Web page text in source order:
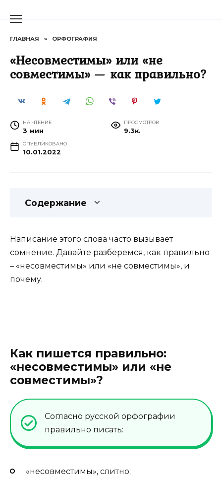
ГЛАВНАЯ » ОРФОГРАФИЯ
«Несовместимы» или «не
совместимы» — как правильно?
НА ЧТЕНИЕ
3 мин
ПРОСМОТРОВ
9.3к.
ОПУБЛИКОВАНО
10.01.2022
Содержание
Написание этого слова часто вызывает
сомнение. Давайте разберемся, как правильно
– «несовместимы» или «не совместимы», и
почему.
Как пишется правильно:
«несовместимы» или «не
совместимы»?
Согласно русской орфографии
правильно писать:
«несовместимы», слитно;